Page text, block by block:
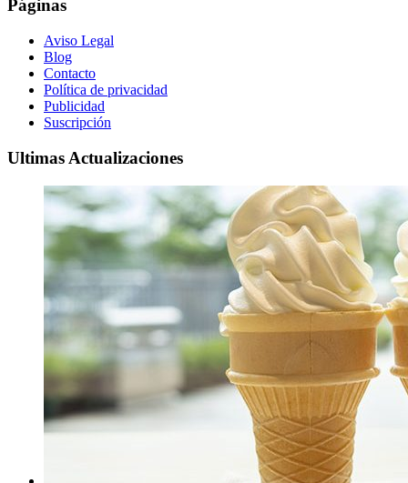
Páginas
Aviso Legal
Blog
Contacto
Política de privacidad
Publicidad
Suscripción
Ultimas Actualizaciones